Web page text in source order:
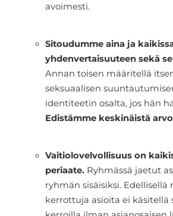
avoimesti.
Sitoudumme aina ja
yhdenvertaisuuteen sekä
Annan toisen määritellä
seksuaalisen
identiteetin osalta, jos hän
Edistämme keskinäistä
Vaitiolovelvollisuus on
periaate. Ryhmässä jaetut
ryhmän sisäisiksi. Edellisellä
kerrottuja asioita ei käsitellä